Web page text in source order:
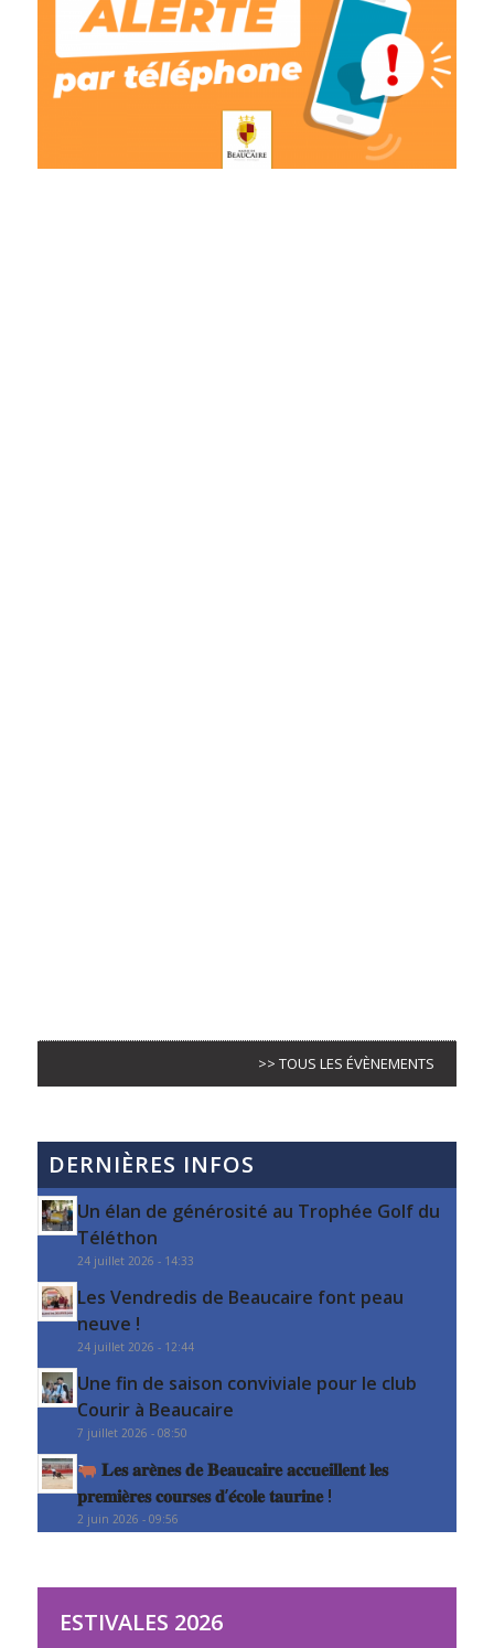
>> TOUS LES ÉVÈNEMENTS
DERNIÈRES INFOS
Un élan de générosité au Trophée Golf du
Téléthon
24 juillet 2026 - 14:33
Les Vendredis de Beaucaire font peau
neuve !
24 juillet 2026 - 12:44
Une fin de saison conviviale pour le club
Courir à Beaucaire
7 juillet 2026 - 08:50
𝐋𝐞𝐬 𝐚𝐫𝐞̀𝐧𝐞𝐬 𝐝𝐞 𝐁𝐞𝐚𝐮𝐜𝐚𝐢𝐫𝐞 𝐚𝐜𝐜𝐮𝐞𝐢𝐥𝐥𝐞𝐧𝐭 𝐥𝐞𝐬
𝐩𝐫𝐞𝐦𝐢𝐞̀𝐫𝐞𝐬 𝐜𝐨𝐮𝐫𝐬𝐞𝐬 𝐝’𝐞́𝐜𝐨𝐥𝐞 𝐭𝐚𝐮𝐫𝐢𝐧𝐞 !
2 juin 2026 - 09:56
ESTIVALES 2026